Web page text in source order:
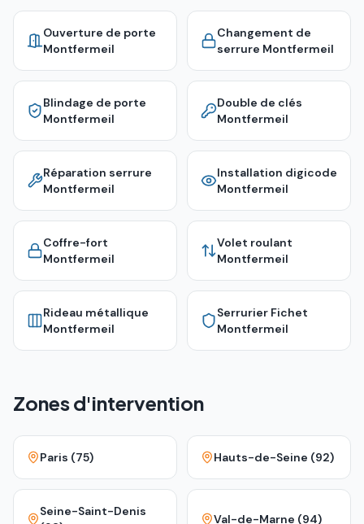
Ouverture de porte
Montfermeil
Changement de
serrure Montfermeil
Blindage de porte
Montfermeil
Double de clés
Montfermeil
Réparation serrure
Montfermeil
Installation digicode
Montfermeil
Coffre-fort
Montfermeil
Volet roulant
Montfermeil
Rideau métallique
Montfermeil
Serrurier Fichet
Montfermeil
Zones d'intervention
Paris (75) Hauts-de-Seine (92)
Seine-Saint-Denis
Val-de-Marne (94)